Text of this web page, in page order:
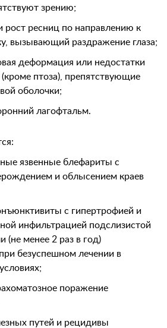
зрению;
рост ресниц по направлению к
вызывающий раздражение глаза;
деформация или недостатки
птоза), препятствующие
оболочки;
лагофтальм.
язвенные блефариты с
и облысением краев
с гипертрофией и
инфильтрацией подслизистой
(не менее 2 раз в год)
безуспешном лечении в
поражение
путей и рецидивы